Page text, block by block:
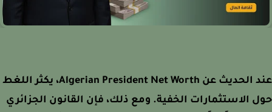
عند الحديث عن Algerian President Net Worth، يكثر اللغط
الاستثمارات الخفية. ومع ذلك، فإن القانون الجزائري